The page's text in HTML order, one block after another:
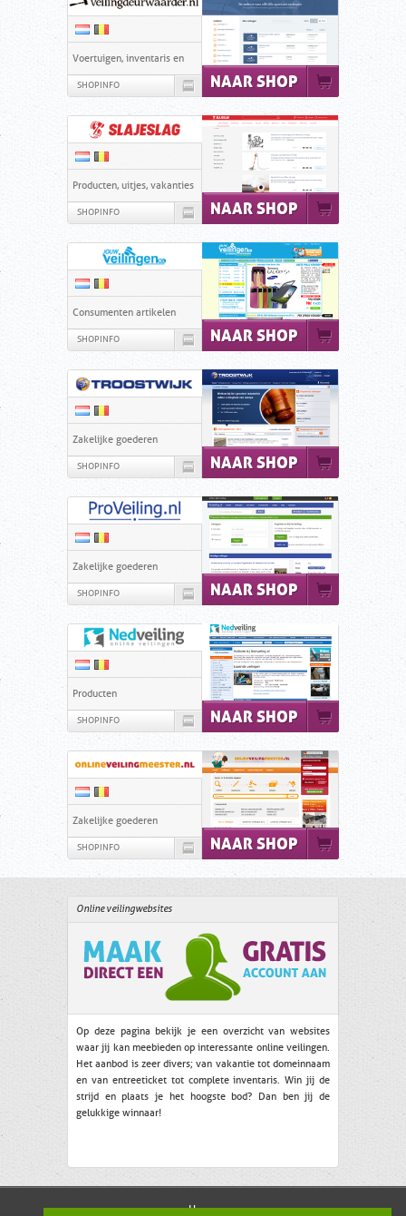
NAAR SHOP
Voertuigen, inventaris en
meer
SHOPINFO
NAAR SHOP
Producten, uitjes, vakanties
SHOPINFO
NAAR SHOP
Consumenten artikelen
SHOPINFO
NAAR SHOP
Zakelijke goederen
SHOPINFO
NAAR SHOP
Zakelijke goederen
SHOPINFO
NAAR SHOP
Producten
SHOPINFO
NAAR SHOP
Zakelijke goederen
SHOPINFO
Online veilingwebsites
Op deze pagina bekijk je een overzicht van websites
waar jij kan meebieden op interessante online veilingen.
Het aanbod is zeer divers; van vakantie tot domeinnaam
en van entreeticket tot complete inventaris. Win jij de
strijd en plaats je het hoogste bod? Dan ben jij de
gelukkige winnaar!
Home